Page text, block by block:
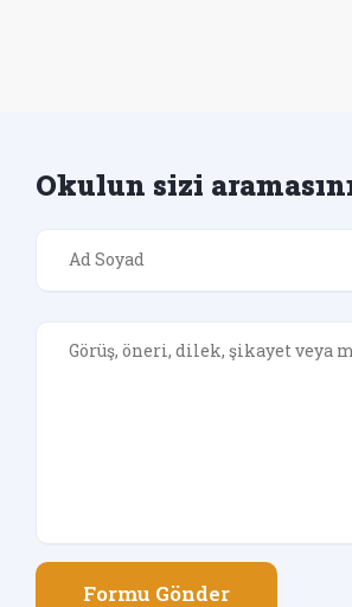
Okulun sizi
Formu Gönder